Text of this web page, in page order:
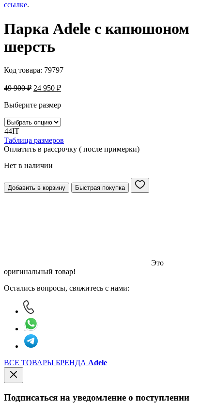
ссылке.
Парка Adele с капюшоном
шерсть
Код товара: 79797
49 900₽ 24 950 ₽
Выберите размер
44IT
Таблица размеров
Оплатить в рассрочку ( после примерки)
Нет в наличии
Добавить в корзину Быстрая покупка
Это
оригинальный товар!
Остались вопросы, свяжитесь с нами:
ВСЕ ТОВАРЫ БРЕНДА Adele
Подписаться на уведомление о поступлении